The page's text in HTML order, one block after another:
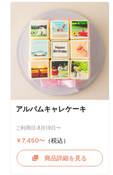
アルバムキャレケーキ
ご利用日:8月19日〜
￥7,450〜（税込）
商品詳細を見る